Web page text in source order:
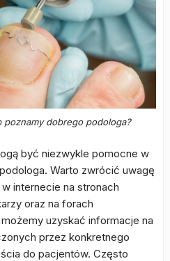
poznamy dobrego podologa?
być niezwykle pomocne w
Warto zwrócić uwagę
internecie na stronach
oraz na forach
uzyskać informacje na
przez konkretnego
do pacjentów. Często